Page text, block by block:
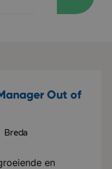
Out of
Breda
en